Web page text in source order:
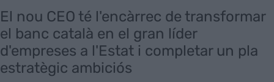
El nou CEO té l'encàrrec de transformar
el banc català en el gran líder
d'empreses a l'Estat i completar un pla
estratègic ambiciós